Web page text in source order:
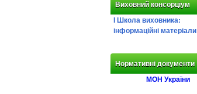
Виховний консорціум
І Школа виховника:
інформаційні матеріали
Нормативні документи
МОН України